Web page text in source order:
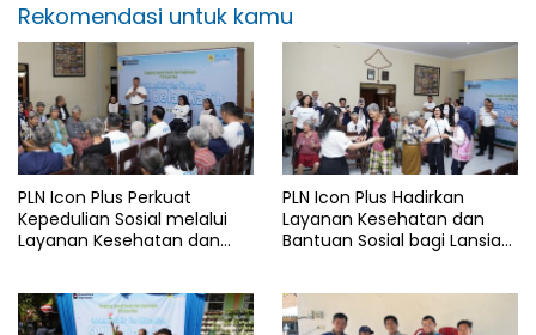
Rekomendasi untuk kamu
PLN Icon Plus Perkuat
Kepedulian Sosial melalui
Layanan Kesehatan dan
PLN Icon Plus Hadirkan
Layanan Kesehatan dan
Bantuan Sosial bagi Lansia